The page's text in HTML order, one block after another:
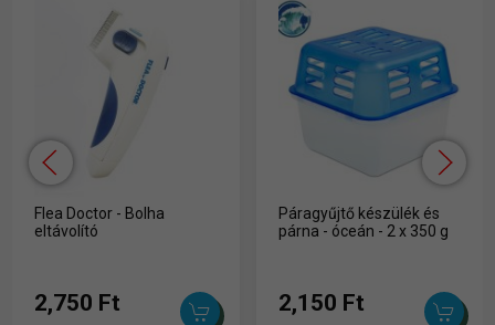
Flea Doctor - Bolha
eltávolító
2,750 Ft
Páragyűjtő készülék és
párna - óceán - 2 x 350 g
2,150 Ft